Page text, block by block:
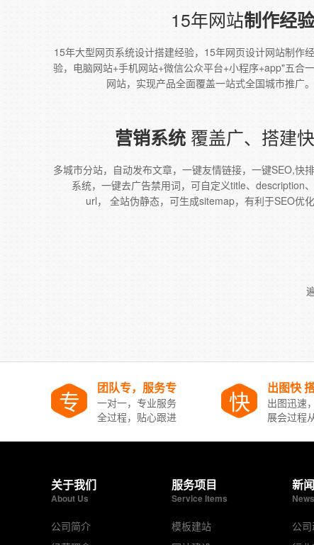
15年网站制作经验
15年大型网页系统设计搭建经验，15年网页设计网站制作经
验，电脑网站+手机网站+微信公众平台+小程序+app"五合一
网站，实现产品全面覆盖一站式全国城市推广。
营销系统 覆盖广、搭建快
多城市分站，自动发布文章，一键友情链接，一键SEO,快排
系统，一键去广告禁用词，可自定义title、description、
url， 全站伪静态，可生成sitemap，有利于SEO优化
专 团队专，服务专
一对一，专业服务
全过程，贴心跟进
快 出图快
出图迅速
展会过程
关于我们
About Us
公司简介
服务项目
Service Items
模板建站
新
公